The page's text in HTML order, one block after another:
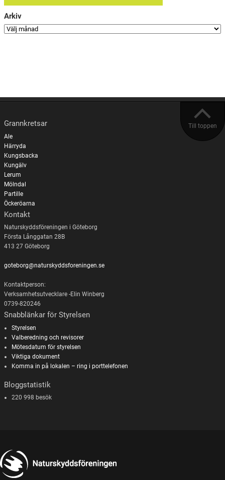
Arkiv
Till toppen
Grannkretsar
Ale
Härryda
Kungsbacka
Kungälv
Lerum
Mölndal
Partille
Öckeröarna
Kontakt
Naturskyddsföreningen i Göteborg
Första Långgatan 28B
413 27 Göteborg
goteborg@naturskyddsforeningen.se
Kontaktperson:
Verksamhetsutvecklare -Elin Winberg
0739-820246
Snabblänkar för Styrelsen
Styrelsen
Valberedning och revisorer
Mötesdatum för styrelsen
Viktiga dokument
Komma in på lokalen – ring i porttelefonen
Bloggstatistik
220 998 besök